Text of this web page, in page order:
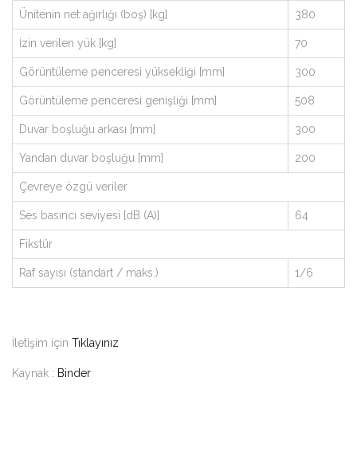
Ünitenin net ağırlığı (boş) [kg] 380
İzin verilen yük [kg] 70
Görüntüleme penceresi yüksekliği [mm] 300
Görüntüleme penceresi genişliği [mm] 508
Duvar boşluğu arkası [mm] 300
Yandan duvar boşluğu [mm] 200
Çevreye özgü veriler
Ses basıncı seviyesi [dB (A)] 64
Fikstür
Raf sayısı (standart / maks.) 1/6
İletişim için Tıklayınız
Kaynak : Binder